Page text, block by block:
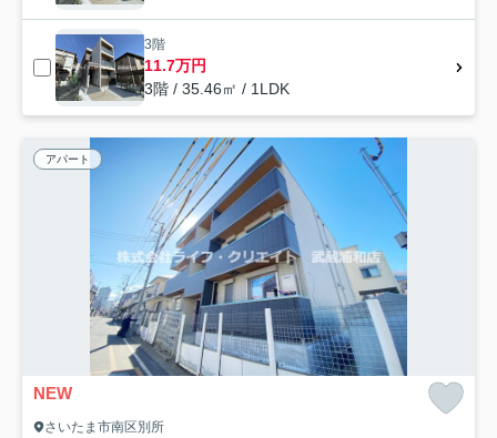
3階
11.7万円
3階 / 35.46㎡ / 1LDK
アパート
NEW
さいたま市南区別所